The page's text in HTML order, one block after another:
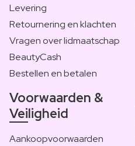
Levering
Retournering en klachten
Vragen over lidmaatschap
BeautyCash
Bestellen en betalen
Voorwaarden &
Veiligheid
Aankoopvoorwaarden